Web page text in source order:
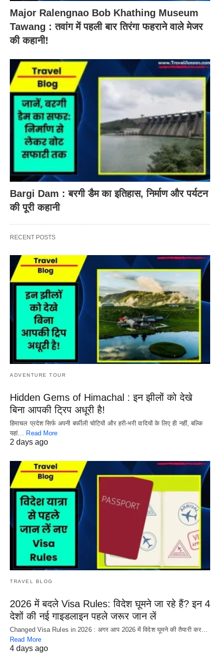
Major Ralengnao Bob Khathing Museum
Tawang : तवांग में पहली बार तिरंगा फहराने वाले मेजर
की कहानी!
Bargi Dam : बरगी डैम का इतिहास, निर्माण और पर्यटन
की पूरी कहानी
RECENT POSTS
ADVENTURE TOUR
Hidden Gems of Himachal : इन झीलों को देखे
बिना आपकी ट्रिप अधूरी है!
हिमाचल प्रदेश सिर्फ अपनी बर्फीली चोटियों और हरी-भरी वादियों के लिए ही नहीं, बल्कि
यहां… Read More
2 days ago
TRAVEL BLOG
2026 में बदले Visa Rules: विदेश घूमने जा रहे हैं? इन 4
देशों की नई गाइडलाइन पहले जरूर जान लें
Changed Visa Rules in 2026 : अगर आप 2026 में विदेश घूमने की तैयारी कर…
Read More
4 days ago